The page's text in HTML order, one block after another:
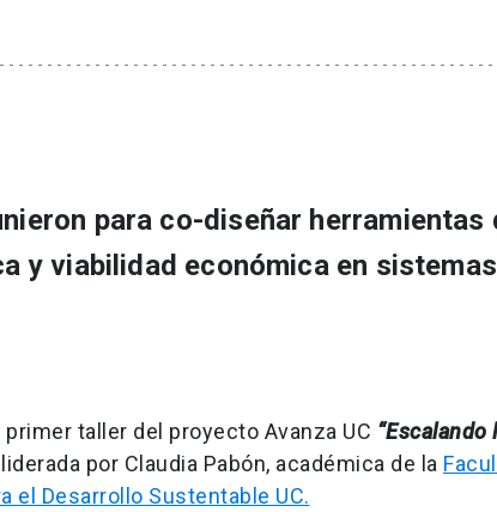
para co-diseñar herramientas
y viabilidad económica en
taller del proyecto Avanza UC “Escalando
por Claudia Pabón, académica de la
el Desarrollo Sustentable UC.